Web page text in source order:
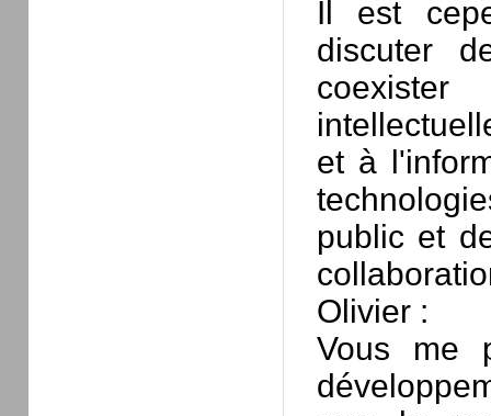
Il est
discuter
et à
public et
Olivier :
Vous me